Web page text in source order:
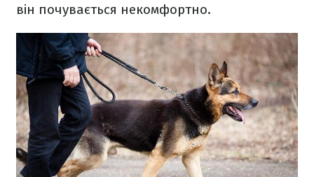
він почувається некомфортно.